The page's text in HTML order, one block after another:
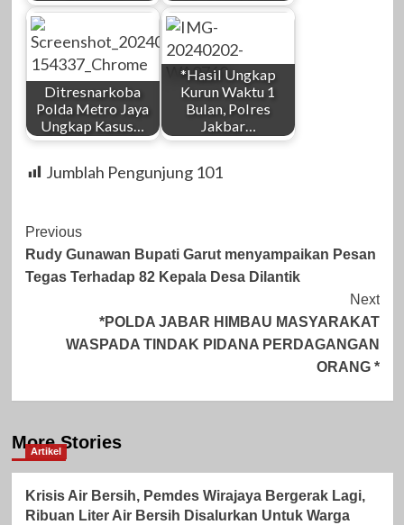
Ditresnarkoba
Polda Metro Jaya
Ungkap Kasus…
*Hasil Ungkap
Kurun Waktu 1
Bulan, Polres
Jakbar…
Jumblah Pengunjung 101
Post
Navigation
Previous
Rudy Gunawan Bupati Garut menyampaikan Pesan
Tegas Terhadap 82 Kepala Desa Dilantik
Next
*POLDA JABAR HIMBAU MASYARAKAT
WASPADA TINDAK PIDANA PERDAGANGAN
ORANG *
More Stories
Artikel
Krisis Air Bersih, Pemdes Wirajaya Bergerak Lagi,
Ribuan Liter Air Bersih Disalurkan Untuk Warga